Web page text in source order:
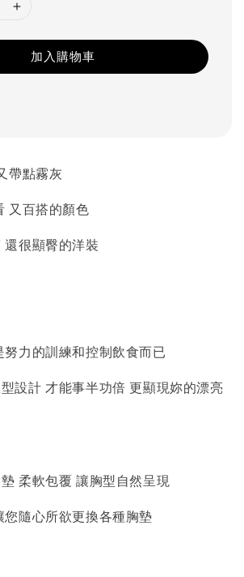
加入購物車
帶點霧灰
又百搭的顏色
很顯臀的洋裝
力的訓練和控制飲食而已
設計 才能事半功倍 更顯現妳的漂亮
柔軟包覆 讓胸型自然呈現
隨心所欲更換各種胸墊